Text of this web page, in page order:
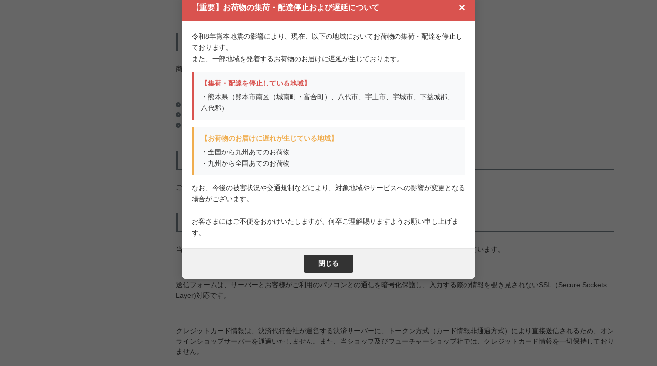
【重要】お荷物の集荷・配達停止および遅延について ×
令和8年熊本地震の影響により、現在、以下の地域においてお荷物の集荷・配達を停止し
ております。
また、一部地域を発着するお荷物のお届けに遅延が生じております。
【集荷・配達を停止している地域】
・熊本県（熊本市南区（城南町・富合町）、八代市、宇土市、宇城市、下益城郡、
八代郡）
【お荷物のお届けに遅れが生じている地域】
・全国から九州あてのお荷物
・九州から全国あてのお荷物
なお、今後の被害状況や交通規制などにより、対象地域やサービスへの影響が変更となる
場合がございます。
お客さまにはご不便をおかけいたしますが、何卒ご理解賜りますようお願い申し上げま
す。
閉じる
セブンイレブン、ローソン、ファミリーマート、セイコーマート
商品代金以外の必要料金
商品代金以外の必要料金
消費税（10%）
送料（詳細は、送料とお支払い方法についてのページをご覧ください。）
申込の有効期限
ご注文日から8日以内にご入金を確認できなかった場合は、ご注文を取り消させていただきます。
その他
当ショップは、株式会社フューチャーショップが提供するオンラインショップサーバーを利用しています。
送信フォームは、サーバーとお客様がご利用のパソコンとの通信を暗号化保護し、入力する際の情報を覗き見されないSSL（Secure Sockets
Layer)対応です。
クレジットカード情報は、決済代行会社が運営する決済サーバーに、トークン方式（カード情報非通過方式）により直接送信されるため、オン
ラインショップサーバーを通過いたしません。また、当ショップ及びフューチャーショップ社では、クレジットカード情報を一切保持しており
ません。